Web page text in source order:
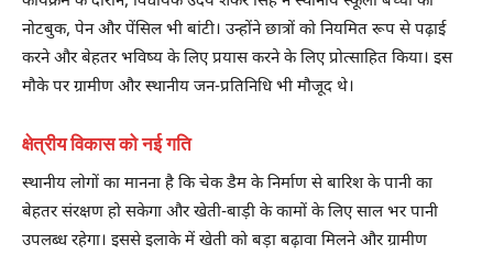
नोटबुक, पेन और पेंसिल भी बांटी। उन्होंने छात्रों को नियमित रूप से पढ़ाई
करने और बेहतर भविष्य के लिए प्रयास करने के लिए प्रोत्साहित किया। इस
मौके पर ग्रामीण और स्थानीय जन-प्रतिनिधि भी मौजूद थे।
क्षेत्रीय विकास को नई गति
स्थानीय लोगों का मानना ​​है कि चेक डैम के निर्माण से बारिश के पानी का
बेहतर संरक्षण हो सकेगा और खेती-बाड़ी के कामों के लिए साल भर पानी
उपलब्ध रहेगा। इससे इलाके में खेती को बड़ा बढ़ावा मिलने और ग्रामीण